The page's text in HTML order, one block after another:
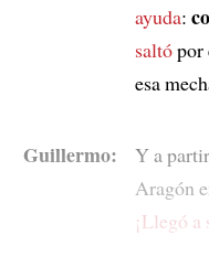
ayuda:
saltópor
esa
Guillermo:
Y a
Aragón
¡Llegó a